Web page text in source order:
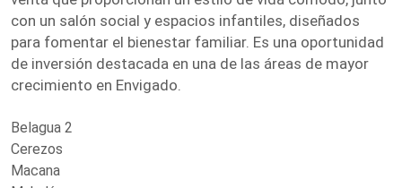
con un salón social y espacios infantiles, diseñados
para fomentar el bienestar familiar. Es una oportunidad
de inversión destacada en una de las áreas de mayor
crecimiento en Envigado.
Belagua 2
Cerezos
Macana